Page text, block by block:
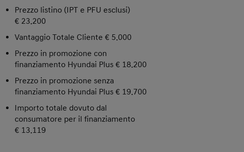
Prezzo listino (IPT e PFU esclusi)
€ 23.200
Vantaggio Totale Cliente € 5.000
Prezzo in promozione con
finanziamento Hyundai Plus € 18.200
Prezzo in promozione senza
finanziamento Hyundai Plus € 19.700
Importo totale dovuto dal
consumatore per il finanziamento
€ 13.119